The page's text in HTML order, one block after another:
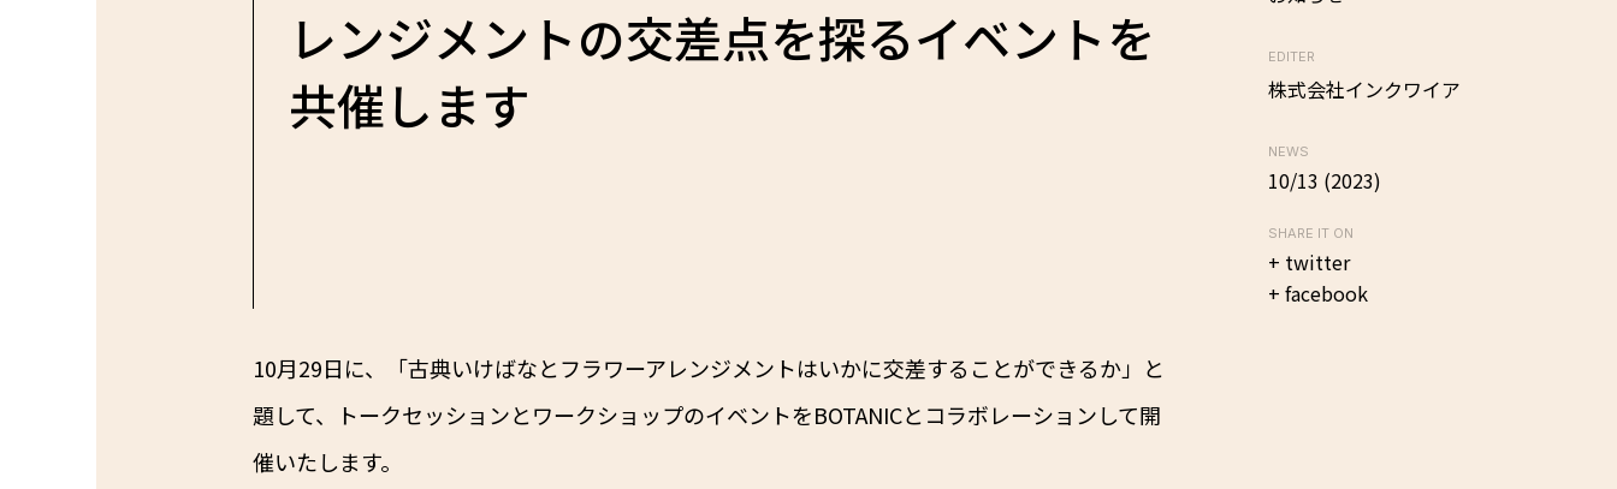
レンジメントの交差点を探るイベントを
共催します
10月29日に、「古典いけばなとフラワーアレンジメントはいかに交差することができるか」と
題して、トークセッションとワークショップのイベントをBOTANICとコラボレーションして開
催いたします。
EDITER
株式会社インクワイア
NEWS
10/13 (2023)
SHARE IT ON
+ twitter
+ facebook